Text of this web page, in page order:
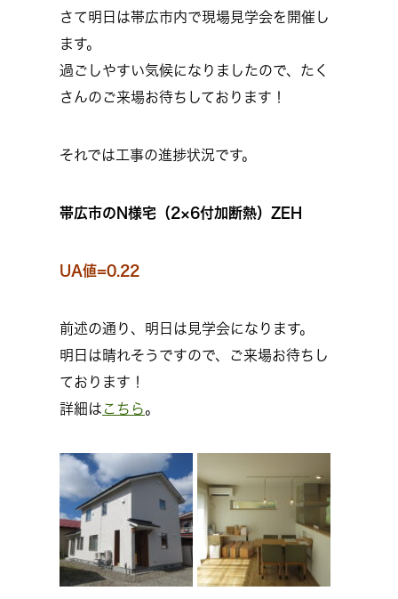
さて明日は帯広市内で現場見学会を開催し
ます。
過ごしやすい気候になりましたので、たく
さんのご来場お待ちしております！
それでは工事の進捗状況です。
帯広市のN様宅（2×6付加断熱）ZEH
UA値=0.22
前述の通り、明日は見学会になります。
明日は晴れそうですので、ご来場お待ちし
ております！
詳細は こちら。